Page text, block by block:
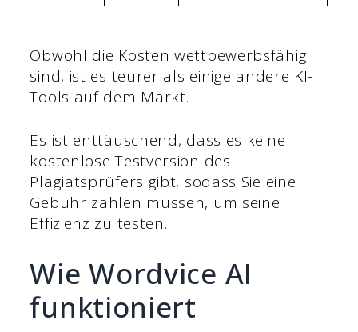
Obwohl die Kosten wettbewerbsfähig
sind, ist es teurer als einige andere KI-
Tools auf dem Markt.
Es ist enttäuschend, dass es keine
kostenlose Testversion des
Plagiatsprüfers gibt, sodass Sie eine
Gebühr zahlen müssen, um seine
Effizienz zu testen.
Wie Wordvice AI
funktioniert